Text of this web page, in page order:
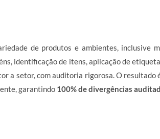
de produtos e ambientes, inclusive
identificação de itens, aplicação de
a setor, com auditoria rigorosa. O
garantindo 100% de divergências